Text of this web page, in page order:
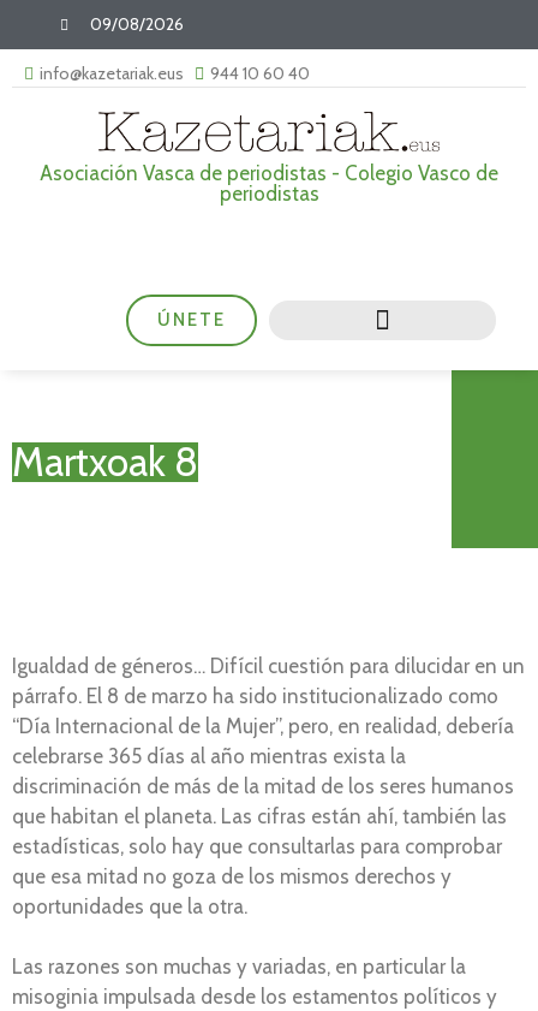
09/08/2026
info@kazetariak.eus 944 10 60 40
Asociación Vasca de periodistas - Colegio Vasco de
periodistas
ÚNETE
Martxoak 8
Igualdad de géneros… Difícil cuestión para dilucidar en un
párrafo. El 8 de marzo ha sido institucionalizado como
“Día Internacional de la Mujer”, pero, en realidad, debería
celebrarse 365 días al año mientras exista la
discriminación de más de la mitad de los seres humanos
que habitan el planeta. Las cifras están ahí, también las
estadísticas, solo hay que consultarlas para comprobar
que esa mitad no goza de los mismos derechos y
oportunidades que la otra.
Las razones son muchas y variadas, en particular la
misoginia impulsada desde los estamentos políticos y